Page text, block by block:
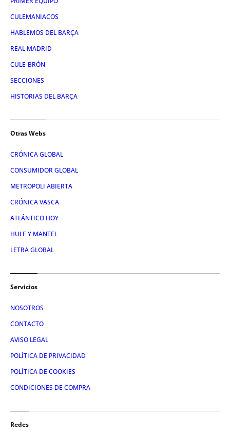
CULEMANIACOS
HABLEMOS DEL BARÇA
REAL MADRID
CULE-BRÓN
SECCIONES
HISTORIAS DEL BARÇA
Otras Webs
CRÓNICA GLOBAL
CONSUMIDOR GLOBAL
METROPOLI ABIERTA
CRÓNICA VASCA
ATLÁNTICO HOY
HULE Y MANTEL
LETRA GLOBAL
Servicios
NOSOTROS
CONTACTO
AVISO LEGAL
POLÍTICA DE PRIVACIDAD
POLÍTICA DE COOKIES
CONDICIONES DE COMPRA
Redes